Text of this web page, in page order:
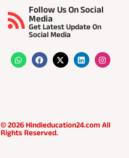
Follow Us On Social
Media
Get Latest Update On
Social Media
© 2026 Hindieducation24.com All
Rights Reserved.